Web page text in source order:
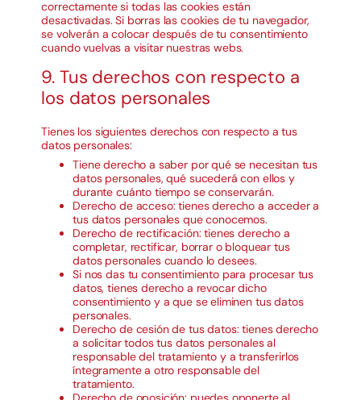
correctamente si todas las cookies están
desactivadas. Si borras las cookies de tu navegador,
se volverán a colocar después de tu consentimiento
cuando vuelvas a visitar nuestras webs.
9. Tus derechos con respecto a
los datos personales
Tienes los siguientes derechos con respecto a tus
datos personales:
Tiene derecho a saber por qué se necesitan tus
datos personales, qué sucederá con ellos y
durante cuánto tiempo se conservarán.
Derecho de acceso: tienes derecho a acceder a
tus datos personales que conocemos.
Derecho de rectificación: tienes derecho a
completar, rectificar, borrar o bloquear tus
datos personales cuando lo desees.
Si nos das tu consentimiento para procesar tus
datos, tienes derecho a revocar dicho
consentimiento y a que se eliminen tus datos
personales.
Derecho de cesión de tus datos: tienes derecho
a solicitar todos tus datos personales al
responsable del tratamiento y a transferirlos
íntegramente a otro responsable del
tratamiento.